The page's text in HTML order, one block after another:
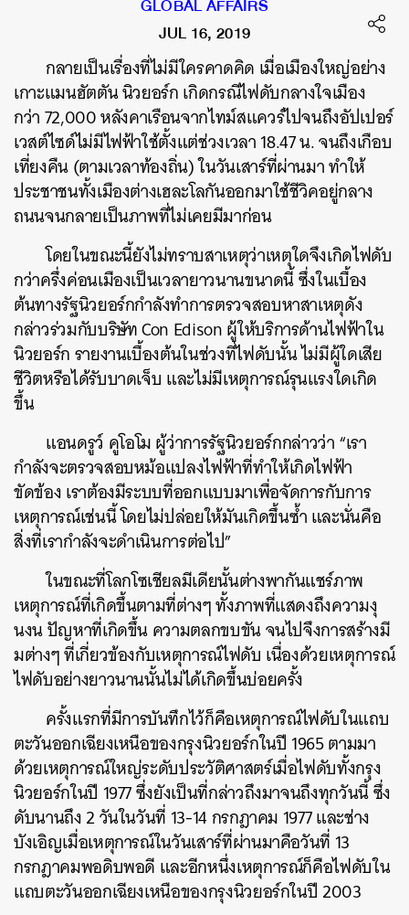
GLOBAL AFFAIRS
JUL 16, 2019
กลายเป็นเรื่องที่ไม่มีใครคาดคิด เมื่อเมืองใหญ่อย่าง
เกาะแมนฮัตตันนิวยอร์กเกิดกรณีไฟดับกลางใจเมือง
กว่า72,000หลังคาเรือนจากไทม์สแควร์ไปจนถึงอัปเปอร์
เวสต์ไซด์ไม่มีไฟฟ้าใช้ตั้งแต่ช่วงเวลา18.47น.จนถึงเกือบ
เที่ยงคืน(ตามเวลาท้องถิ่น)ในวันเสาร์ที่ผ่านมาทำให้
ประชาชนทั้งเมืองต่างเฮละโลกันออกมาใช้ชีวิคอยู่กลาง
ถนนจนกลายเป็นภาพที่ไม่เคยมีมาก่อน
โดยในขณะนี้ยังไม่ทราบสาเหตุว่าเหตุใดจึงเกิดไฟดับ
กว่าครึ่งค่อนเมืองเป็นเวลายาวนานขนาดนี้ซึ่งในเบื้อง
ต้นทางรัฐนิวยอร์กกำลังทำการตรวจสอบหาสาเหตุดัง
กล่าวร่วมกับบริษัทCon Edisonผู้ให้บริการด้านไฟฟ้าใน
นิวยอร์กรายงานเบื้องต้นในช่วงที่ไฟดับนั้นไม่มีผู้ใดเสีย
ชีวิตหรือได้รับบาดเจ็บ และไม่มีเหตุการณ์รุนแรงใดเกิด
ขึ้น
แอนดรูว์ คูโอโมผู้ว่าการรัฐนิวยอร์กกล่าวว่า“เรา
กำลังจะตรวจสอบหม้อแปลงไฟฟ้าที่ทำให้เกิดไฟฟ้า
ขัดข้องเราต้องมีระบบที่ออกแบบมาเพื่อจัดการกับการ
เหตุการณ์เช่นนี้โดยไม่ปล่อยให้มันเกิดขึ้นซ้ำและนั่นคือ
สิ่งที่เรากำลังจะดำเนินการต่อไป”
ในขณะที่โลกโซเชียลมีเดียนั้นต่างพากันแชร์ภาพ
เหตุการณ์ที่เกิดขึ้นตามที่ต่างๆ ทั้งภาพที่แสดงถึงความงุ
นงน ปัญหาที่เกิดขึ้น ความตลกขบขัน จนไปจึงการสร้างมี
มต่างๆ ที่เกี่ยวข้องกับเหตุการณ์ไฟดับ เนื่องด้วยเหตุการณ์
ไฟดับอย่างยาวนานนั้นไม่ได้เกิดขึ้นบ่อยครั้ง
ครั้งแรกที่มีการบันทึกไว้ก็คือเหตุการณ์ไฟดับในแถบ
ตะวันออกเฉียงเหนือของกรุงนิวยอร์กในปี 1965 ตามมา
ด้วยเหตุการณ์ใหญ่ระดับประวัติศาสตร์เมื่อไฟดับทั้งกรุง
นิวยอร์กในปี 1977 ซึ่งยังเป็นที่กล่าวถึงมาจนถึงทุกวันนี้ ซึ่ง
ดับนานถึง 2 วันในวันที่ 13-14 กรกฎาคม 1977 และช่าง
บังเอิญเมื่อเหตุการณ์ในวันเสาร์ที่ผ่านมาคือวันที่ 13
กรกฎาคมพอดิบพอดี และอีกหนึ่งเหตุการณ์ก็คือไฟดับใน
แถบตะวันออกเฉียงเหนือของกรุงนิวยอร์กในปี 2003